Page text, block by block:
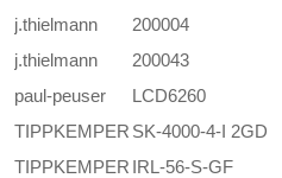
j.thielmann
200004
j.thielmann
200043
paul-peuser
LCD6260
TIPPKEMPER SK-4000-4-I 2GD
TIPPKEMPER IRL-56-S-GF